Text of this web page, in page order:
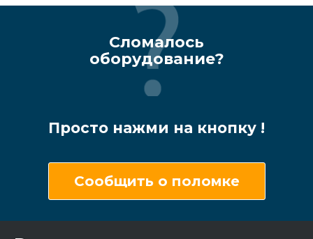
Сломалось
оборудование?
Просто нажми на кнопку !
Сообщить о поломке